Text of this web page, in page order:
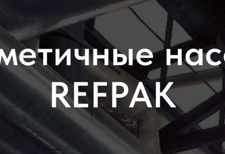
REFPAK